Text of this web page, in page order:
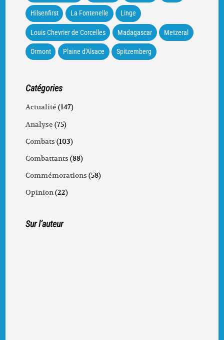
Hilsenfirst La Fontenelle Linge
Louis Chevrier de Corcelles Madagascar Metzeral
Ormont Plaine d'Alsace Spitzemberg
Catégories
Actualité (147)
Analyse (75)
Combats (103)
Combattants (88)
Commémorations (58)
Opinion(22)
Sur l’auteur